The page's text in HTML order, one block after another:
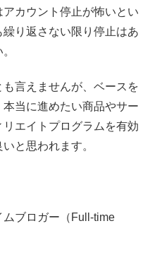
カウント停止が怖いとい
り返さない限り停止はあ
言えませんが、ベースを
当に進めたい商品やサー
エイトプログラムを有効
と思われます。
ブロガー（Full-time